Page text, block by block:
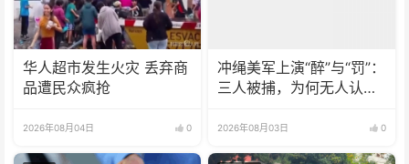
华人超市发生火灾 丢弃商
品遭民众疯抢
2026年08月04日 0
冲绳美军上演“醉”与“罚”：
三人被捕，为何无人认
2026年08月03日 0